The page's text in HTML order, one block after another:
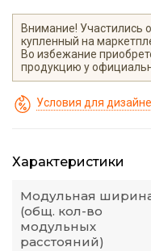
Внимание! Участились
купленный на
Во избежание
продукцию у
Условия для
Характеристики
Модульная
(общ. кол-во
модульных
расстояний)